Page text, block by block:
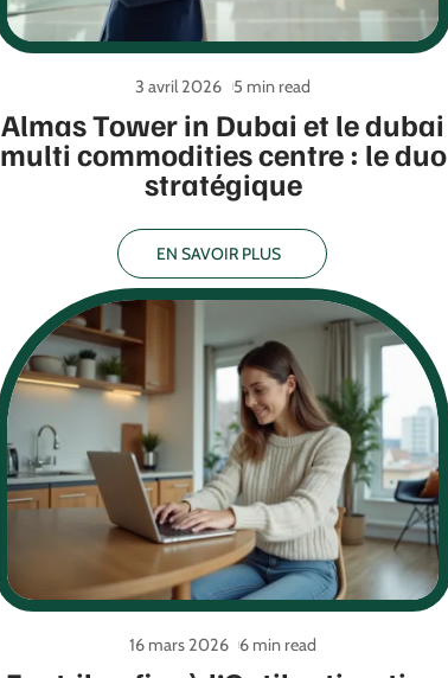
Almas Tower in Dubai et le dubai
multi commodities centre : le duo
stratégique
3 avril 2026 5 min read
EN SAVOIR PLUS
16 mars 2026 6 min read